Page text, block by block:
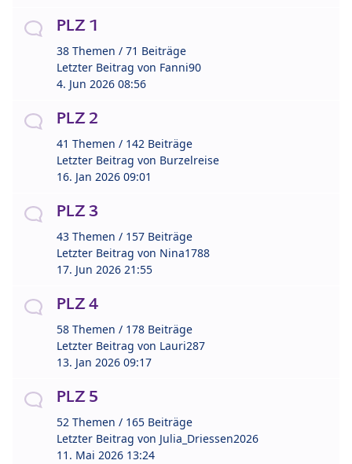
PLZ 1
38 Themen / 71 Beiträge
Letzter Beitrag von Fanni90
4. Jun 2026 08:56
PLZ 2
41 Themen / 142 Beiträge
Letzter Beitrag von Burzelreise
16. Jan 2026 09:01
PLZ 3
43 Themen / 157 Beiträge
Letzter Beitrag von Nina1788
17. Jun 2026 21:55
PLZ 4
58 Themen / 178 Beiträge
Letzter Beitrag von Lauri287
13. Jan 2026 09:17
PLZ 5
52 Themen / 165 Beiträge
Letzter Beitrag von Julia_Driessen2026
11. Mai 2026 13:24